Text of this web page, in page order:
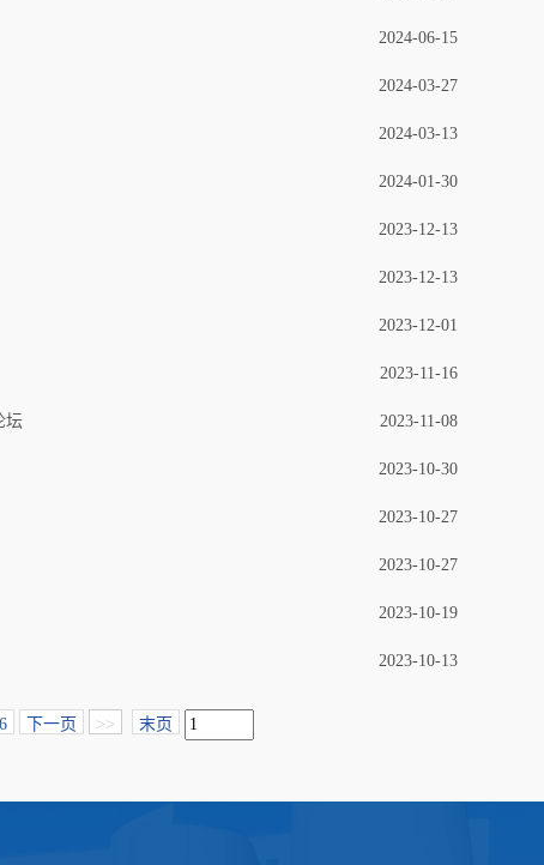
2024-06-15
2024-03-27
2024-03-13
2024-01-30
2023-12-13
2023-12-13
2023-12-01
2023-11-16
坛 2023-11-08
2023-10-30
2023-10-27
2023-10-27
2023-10-19
2023-10-13
6 下一页 >> 末页